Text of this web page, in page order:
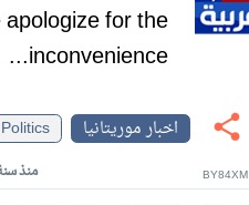
for the
inconvenience...
اخبار موريتانيا
Politics
منذ BY84XM